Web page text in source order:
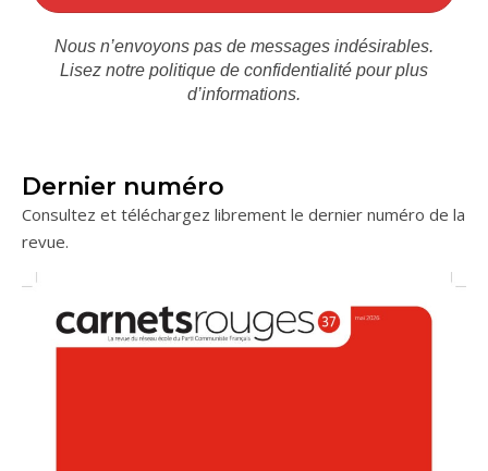
Nous n’envoyons pas de messages indésirables.
Lisez notre politique de confidentialité pour plus
d’informations.
Dernier numéro
Consultez et téléchargez librement le dernier numéro de la
revue.